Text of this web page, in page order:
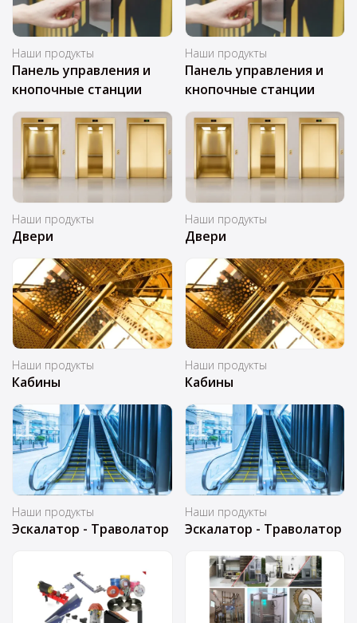
Наши продукты
Панель управления и
кнопочные станции
Наши продукты
Панель управления и
кнопочные станции
Наши продукты
Двери
Наши продукты
Двери
Наши продукты
Кабины
Наши продукты
Кабины
Наши продукты
Эскалатор - Траволатор
Наши продукты
Эскалатор - Траволатор